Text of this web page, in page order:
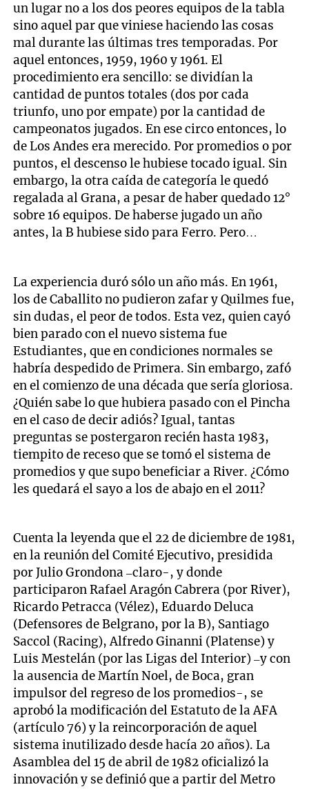
un lugar no a los dos peores equipos de la tabla
sino aquel par que viniese haciendo las cosas
mal durante las últimas tres temporadas. Por
aquel entonces, 1959, 1960 y 1961. El
procedimiento era sencillo: se dividían la
cantidad de puntos totales (dos por cada
triunfo, uno por empate) por la cantidad de
campeonatos jugados. En ese circo entonces, lo
de Los Andes era merecido. Por promedios o por
puntos, el descenso le hubiese tocado igual. Sin
embargo, la otra caída de categoría le quedó
regalada al Grana, a pesar de haber quedado 12°
sobre 16 equipos. De haberse jugado un año
antes, la B hubiese sido para Ferro. Pero…
La experiencia duró sólo un año más. En 1961,
los de Caballito no pudieron zafar y Quilmes fue,
sin dudas, el peor de todos. Esta vez, quien cayó
bien parado con el nuevo sistema fue
Estudiantes, que en condiciones normales se
habría despedido de Primera. Sin embargo, zafó
en el comienzo de una década que sería gloriosa.
¿Quién sabe lo que hubiera pasado con el Pincha
en el caso de decir adiós? Igual, tantas
preguntas se postergaron recién hasta 1983,
tiempito de receso que se tomó el sistema de
promedios y que supo beneficiar a River. ¿Cómo
les quedará el sayo a los de abajo en el 2011?
Cuenta la leyenda que el 22 de diciembre de 1981,
en la reunión del Comité Ejecutivo, presidida
por Julio Grondona –claro-, y donde
participaron Rafael Aragón Cabrera (por River),
Ricardo Petracca (Vélez), Eduardo Deluca
(Defensores de Belgrano, por la B), Santiago
Saccol (Racing), Alfredo Ginanni (Platense) y
Luis Mestelán (por las Ligas del Interior) –y con
la ausencia de Martín Noel, de Boca, gran
impulsor del regreso de los promedios-, se
aprobó la modificación del Estatuto de la AFA
(artículo 76) y la reincorporación de aquel
sistema inutilizado desde hacía 20 años). La
Asamblea del 15 de abril de 1982 oficializó la
innovación y se definió que a partir del Metro